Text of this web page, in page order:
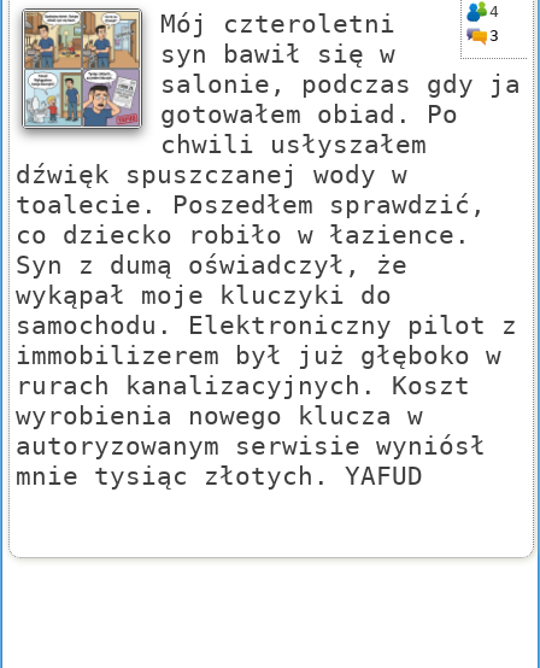
4
3
Mój czteroletni
syn bawił się w
salonie, podczas gdy ja
gotowałem obiad. Po
chwili usłyszałem
dźwięk spuszczanej wody w
toalecie. Poszedłem sprawdzić,
co dziecko robiło w łazience.
Syn z dumą oświadczył, że
wykąpał moje kluczyki do
samochodu. Elektroniczny pilot z
immobilizerem był już głęboko w
rurach kanalizacyjnych. Koszt
wyrobienia nowego klucza w
autoryzowanym serwisie wyniósł
mnie tysiąc złotych. YAFUD